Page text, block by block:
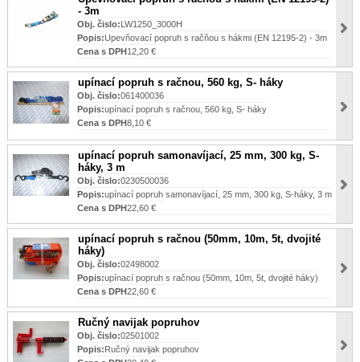
- 3m
Obj. čislo:LW1250_3000H
Popis:Upevňovací popruh s račňou s hákmi (EN 12195-2) - 3m
Cena s DPH12,20 €
upínací popruh s račnou, 560 kg, S- háky
Obj. čislo:061400036
Popis:upínací popruh s račnou, 560 kg, S- háky
Cena s DPH8,10 €
upínací popruh samonavíjací, 25 mm, 300 kg, S-
háky, 3 m
Obj. čislo:0230500036
Popis:upínací popruh samonavíjací, 25 mm, 300 kg, S-háky, 3 m
Cena s DPH22,60 €
upínací popruh s račnou (50mm, 10m, 5t, dvojité
háky)
Obj. čislo:02498002
Popis:upínací popruh s račnou (50mm, 10m, 5t, dvojité háky)
Cena s DPH22,60 €
Ručný navijak popruhov
Obj. čislo:02501002
Popis:Ručný navijak popruhov